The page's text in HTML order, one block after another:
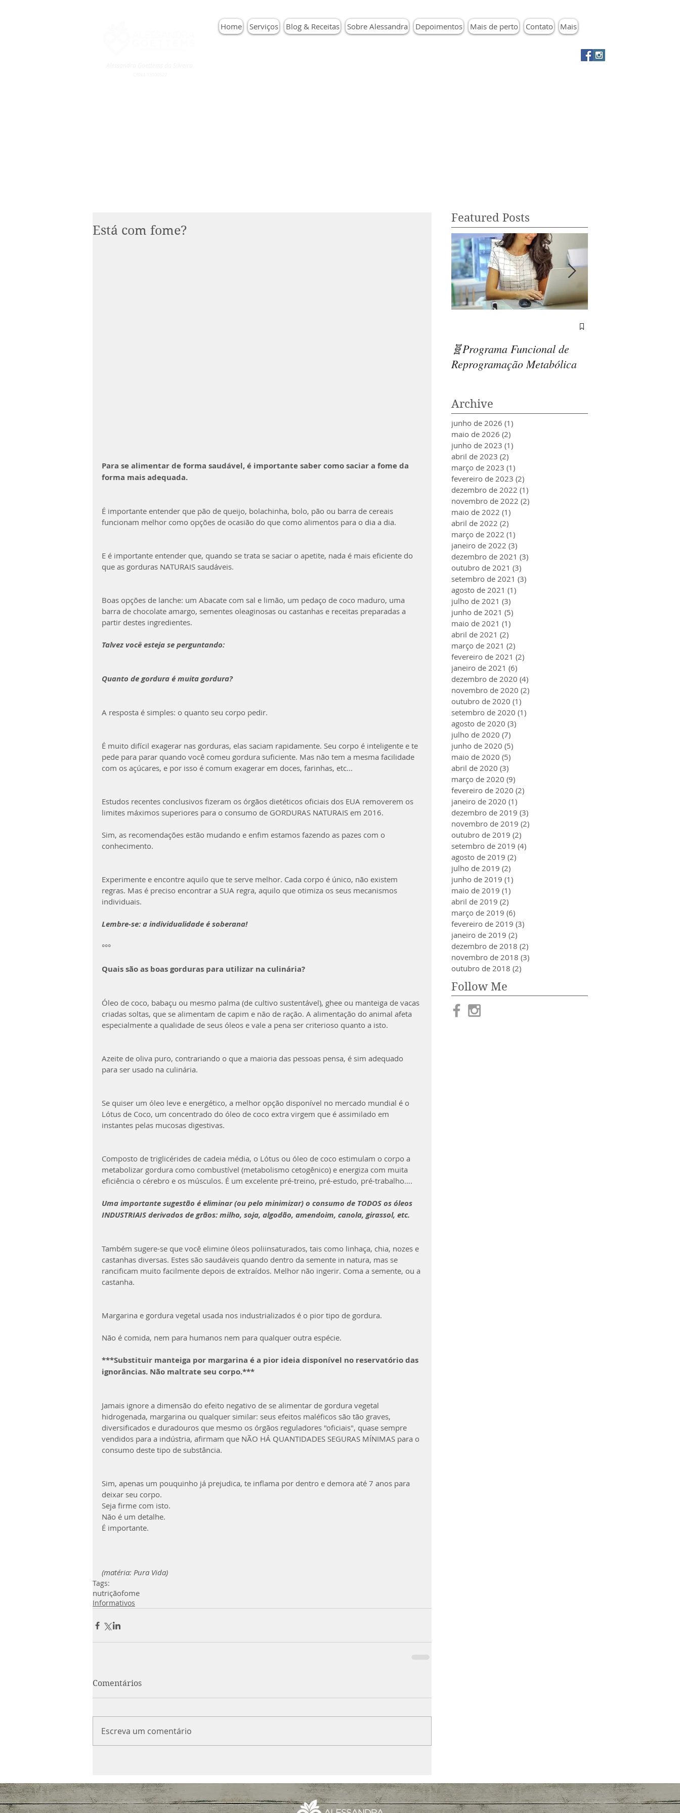
Home Serviços Blog & Receitas Sobre Alessandra Depoimentos Mais de perto Contato Mais
Está com fome?
Para se alimentar de forma saudável, é importante saber como saciar a fome da
forma mais adequada.
É importante entender que pão de queijo, bolachinha, bolo, pão ou barra de cereais
funcionam melhor como opções de ocasião do que como alimentos para o dia a dia.
E é importante entender que, quando se trata se saciar o apetite, nada é mais eficiente do
que as gorduras NATURAIS saudáveis.
Boas opções de lanche: um Abacate com sal e limão, um pedaço de coco maduro, uma
barra de chocolate amargo, sementes oleaginosas ou castanhas e receitas preparadas a
partir destes ingredientes.
Talvez você esteja se perguntando:
Quanto de gordura é muita gordura?
A resposta é simples: o quanto seu corpo pedir.
É muito difícil exagerar nas gorduras, elas saciam rapidamente. Seu corpo é inteligente e te
pede para parar quando você comeu gordura suficiente. Mas não tem a mesma facilidade
com os açúcares, e por isso é comum exagerar em doces, farinhas, etc...
Estudos recentes conclusivos fizeram os órgãos dietéticos oficiais dos EUA removerem os
limites máximos superiores para o consumo de GORDURAS NATURAIS em 2016.
Sim, as recomendações estão mudando e enfim estamos fazendo as pazes com o
conhecimento.
Experimente e encontre aquilo que te serve melhor. Cada corpo é único, não existem
regras. Mas é preciso encontrar a SUA regra, aquilo que otimiza os seus mecanismos
individuais.
Lembre-se: a individualidade é soberana!
°°°
Quais são as boas gorduras para utilizar na culinária?
Óleo de coco, babaçu ou mesmo palma (de cultivo sustentável), ghee ou manteiga de vacas
criadas soltas, que se alimentam de capim e não de ração. A alimentação do animal afeta
especialmente a qualidade de seus óleos e vale a pena ser criterioso quanto a isto.
Azeite de oliva puro, contrariando o que a maioria das pessoas pensa, é sim adequado
para ser usado na culinária.
Se quiser um óleo leve e energético, a melhor opção disponível no mercado mundial é o
Lótus de Coco, um concentrado do óleo de coco extra virgem que é assimilado em
instantes pelas mucosas digestivas.
Composto de triglicérides de cadeia média, o Lótus ou óleo de coco estimulam o corpo a
metabolizar gordura como combustível (metabolismo cetogênico) e energiza com muita
eficiência o cérebro e os músculos. É um excelente pré-treino, pré-estudo, pré-trabalho….
Uma importante sugestão é eliminar (ou pelo minimizar) o consumo de TODOS os óleos
INDUSTRIAIS derivados de grãos: milho, soja, algodão, amendoim, canola, girassol, etc.
Também sugere-se que você elimine óleos poliinsaturados, tais como linhaça, chia, nozes e
castanhas diversas. Estes são saudáveis quando dentro da semente in natura, mas se
ranciﬁcam muito facilmente depois de extraídos. Melhor não ingerir. Coma a semente, ou a
castanha.
Margarina e gordura vegetal usada nos industrializados é o pior tipo de gordura.
Não é comida, nem para humanos nem para qualquer outra espécie.
***Substituir manteiga por margarina é a pior ideia disponível no reservatório das
ignorâncias. Não maltrate seu corpo.***
Jamais ignore a dimensão do efeito negativo de se alimentar de gordura vegetal
hidrogenada, margarina ou qualquer similar: seus efeitos maléﬁcos são tão graves,
diversiﬁcados e duradouros que mesmo os órgãos reguladores "oﬁciais", quase sempre
vendidos para a indústria, aﬁrmam que NÃO HÁ QUANTIDADES SEGURAS MÍNIMAS para o
consumo deste tipo de substância.
Sim, apenas um pouquinho já prejudica, te inﬂama por dentro e demora até 7 anos para
deixar seu corpo.
Seja ﬁrme com isto.
Não é um detalhe.
É importante.
(matéria: Pura Vida)
Tags:
nutriçãofome
Informativos
Comentários
Escreva um comentário
Featured Posts
🧬Programa Funcional de
Reprogramação Metabólica
Archive
junho de 2026 (1)
maio de 2026 (2)
junho de 2023 (1)
abril de 2023 (2)
março de 2023 (1)
fevereiro de 2023 (2)
dezembro de 2022 (1)
novembro de 2022 (2)
maio de 2022 (1)
abril de 2022 (2)
março de 2022 (1)
janeiro de 2022 (3)
dezembro de 2021 (3)
outubro de 2021 (3)
setembro de 2021 (3)
agosto de 2021 (1)
julho de 2021 (3)
junho de 2021 (5)
maio de 2021 (1)
abril de 2021 (2)
março de 2021 (2)
fevereiro de 2021 (2)
janeiro de 2021 (6)
dezembro de 2020 (4)
novembro de 2020 (2)
outubro de 2020 (1)
setembro de 2020 (1)
agosto de 2020 (3)
julho de 2020 (7)
junho de 2020 (5)
maio de 2020 (5)
abril de 2020 (3)
março de 2020 (9)
fevereiro de 2020 (2)
janeiro de 2020 (1)
dezembro de 2019 (3)
novembro de 2019 (2)
outubro de 2019 (2)
setembro de 2019 (4)
agosto de 2019 (2)
julho de 2019 (2)
junho de 2019 (1)
maio de 2019 (1)
abril de 2019 (2)
março de 2019 (6)
fevereiro de 2019 (3)
janeiro de 2019 (2)
dezembro de 2018 (2)
novembro de 2018 (3)
outubro de 2018 (2)
Follow Me